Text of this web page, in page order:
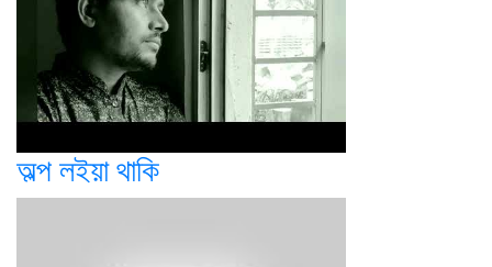
অল্প লইয়া থাকি